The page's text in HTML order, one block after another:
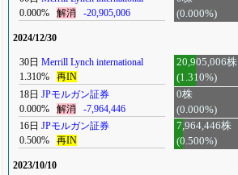
0.000%
解消 -20,905,006
(0.000%)
2024/12/30
30日 Merrill Lynch international
1.310%
再IN
20,905,006株
(1.310%)
18日 JPモルガン証券
0.000%
解消 -7,964,446
0株
(0.000%)
16日 JPモルガン証券
0.500%
再IN
7,964,446株
(0.500%)
2023/10/10